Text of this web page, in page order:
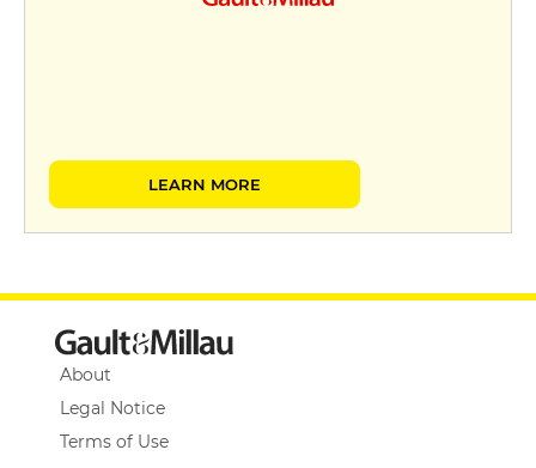
LEARN MORE
About
Legal Notice
Terms of Use